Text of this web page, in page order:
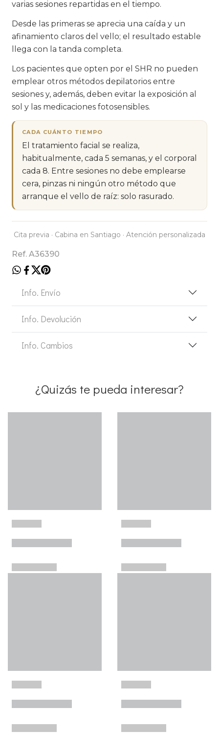
varias sesiones repartidas en el tiempo.
Desde las primeras se aprecia una caída y un
afinamiento claros del vello; el resultado estable
llega con la tanda completa.
Los pacientes que opten por el SHR no pueden
emplear otros métodos depilatorios entre
sesiones y, además, deben evitar la exposición al
sol y las medicaciones fotosensibles.
CADA CUÁNTO TIEMPO
El tratamiento facial se realiza,
habitualmente, cada 5 semanas, y el corporal
cada 8. Entre sesiones no debe emplearse
cera, pinzas ni ningún otro método que
arranque el vello de raíz: solo rasurado.
Cita previa · Cabina en Santiago · Atención personalizada
Ref. A36390
Info. Envío
Info. Devolución
Info. Cambios
¿Quizás te pueda interesar?